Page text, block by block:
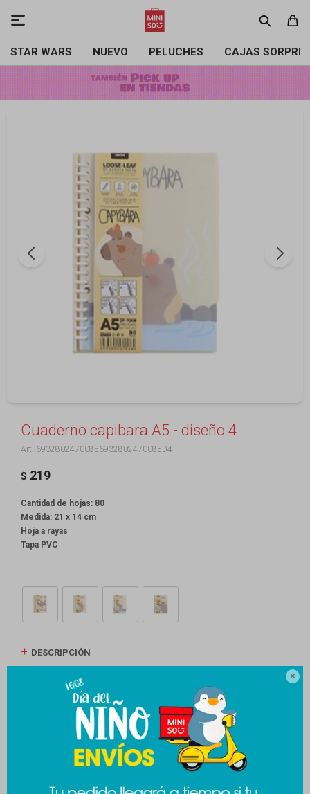

STAR WARS NUEVO PELUCHES CAJAS

Cuaderno capibara A5 - diseño 4
69328024700856932802470085D4
$ 219
Cantidad de hojas: 80
Medida: 21 x 14 cm
Hoja a rayas
Tapa PVC
DESCRIPCIÓN
CAMBIOS Y DEVOLUCIONES
MEDIOS DE PAGO